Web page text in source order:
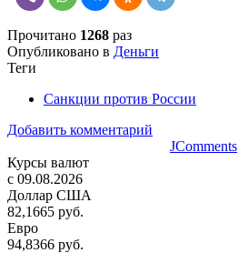
Прочитано 1268 раз
Опубликовано в Деньги
Теги
Санкции против России
Добавить комментарий
JComments
Курсы валют
c 09.08.2026
Доллар США
82,1665 руб.
Евро
94,8366 руб.